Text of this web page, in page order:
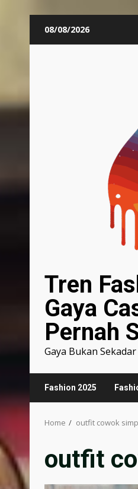
08/08/2026
Tren
Gaya
Pernah
Gaya Bukan
Fashion 2025
Home outfit cowok
outfit